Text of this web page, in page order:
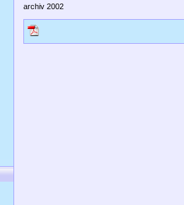
archiv 2002